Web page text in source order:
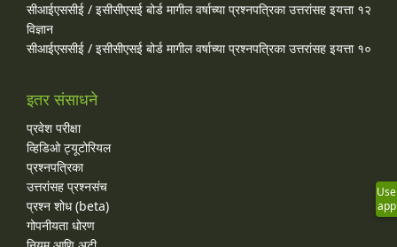
सीआईएससीई / इसीसीएसई बोर्ड मागील वर्षाच्या प्रश्‍नपत्रिका उत्तरांसह इयत्ता १२
विज्ञान
सीआईएससीई / इसीसीएसई बोर्ड मागील वर्षाच्या प्रश्‍नपत्रिका उत्तरांसह इयत्ता १०
इतर संसाधने
प्रवेश परीक्षा
व्हिडिओ ट्यूटोरियल
प्रश्नपत्रिका
उत्तरांसह प्रश्नसंच
प्रश्न शोध (beta)
गोपनीयता धोरण
Use
app